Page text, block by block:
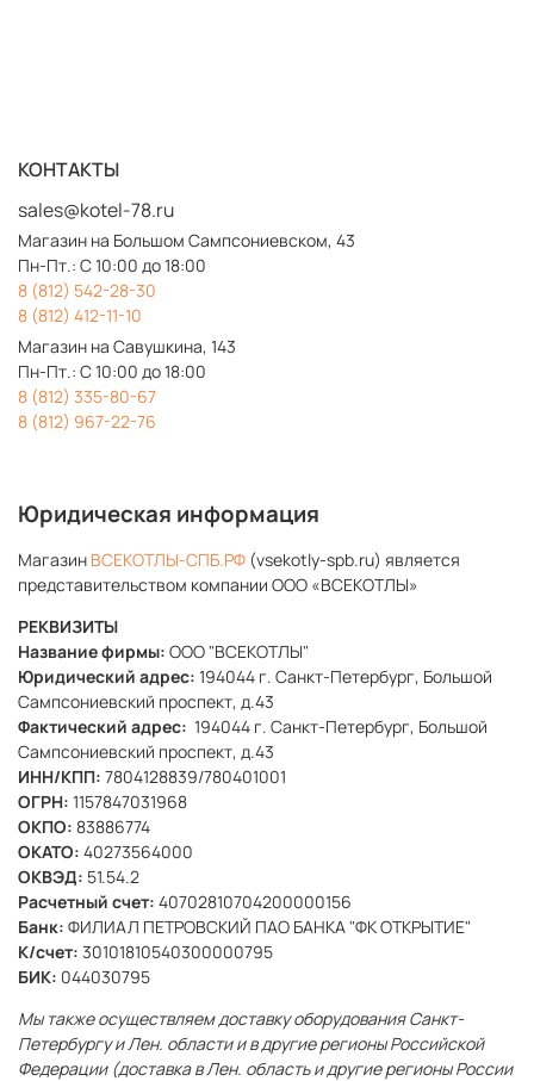
КОНТАКТЫ
sales@kotel-78.ru
Магазин на Большом Сампсониевском, 43
Пн-Пт.: С 10:00 до 18:00
8 (812) 542-28-30
8 (812) 412-11-10
Магазин на Савушкина, 143
Пн-Пт.: С 10:00 до 18:00
8 (812) 335-80-67
8 (812) 967-22-76
Юридическая информация
Магазин ВСЕКОТЛЫ-СПБ.РФ (vsekotly-spb.ru) является
представительством компании ООО «ВСЕКОТЛЫ»
РЕКВИЗИТЫ
Название фирмы: ООО "ВСЕКОТЛЫ"
Юридический адрес: 194044 г. Санкт-Петербург, Большой
Сампсониевский проспект, д.43
Фактический адрес: 194044 г. Санкт-Петербург, Большой
Сампсониевский проспект, д.43
ИНН/КПП: 7804128839/780401001
ОГРН: 1157847031968
ОКПО: 83886774
ОКАТО: 40273564000
ОКВЭД: 51.54.2
Расчетный счет: 40702810704200000156
Банк: ФИЛИАЛ ПЕТРОВСКИЙ ПАО БАНКА "ФК ОТКРЫТИЕ"
К/счет: 30101810540300000795
БИК: 044030795
Мы также осуществляем доставку оборудования Санкт-
Петербургу и Лен. области и в другие регионы Российской
Федерации (доставка в Лен. область и другие регионы России